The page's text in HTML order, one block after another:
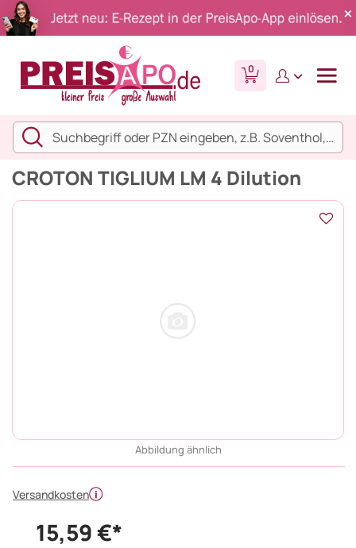
0
CROTON TIGLIUM LM 4 Dilution
Abbildung ähnlich
Versandkosten
15,59 €*